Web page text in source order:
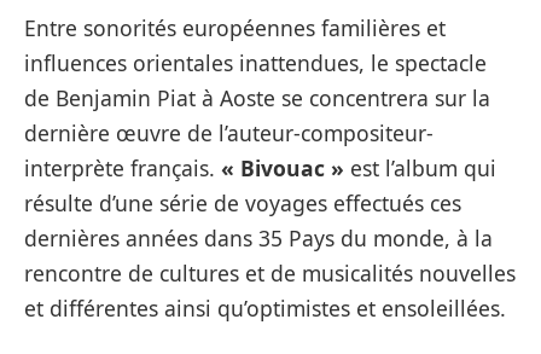
Entre sonorités européennes familières et
influences orientales inattendues, le spectacle
de Benjamin Piat à Aoste se concentrera sur la
dernière œuvre de l’auteur-compositeur-
interprète français. « Bivouac » est l’album qui
résulte d’une série de voyages effectués ces
dernières années dans 35 Pays du monde, à la
rencontre de cultures et de musicalités nouvelles
et différentes ainsi qu’optimistes et ensoleillées.